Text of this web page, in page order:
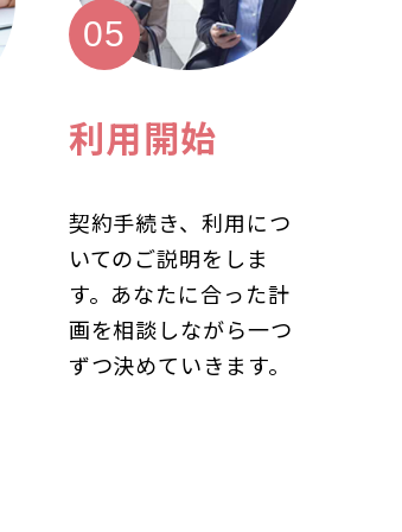
利用開始
契約手続き、利用につ
いてのご説明をしま
す。あなたに合った計
画を相談しながら一つ
ずつ決めていきます。